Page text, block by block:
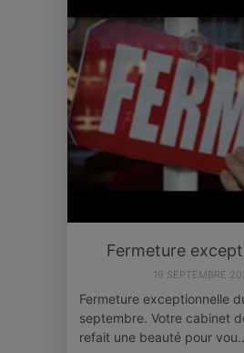
Fermeture
19 SEPTEMBRE
Fermeture exceptionnelle
septembre. Votre cabinet
refait une beauté pour